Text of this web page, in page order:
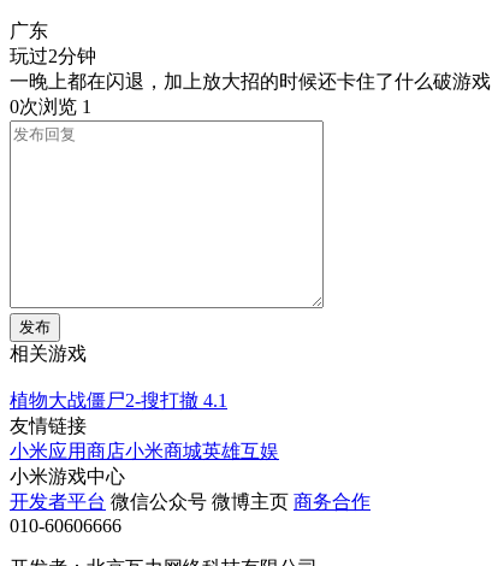
广东
玩过2分钟
一晚上都在闪退，加上放大招的时候还卡住了什么破游戏
0次浏览 1
发布
相关游戏
植物大战僵尸2-搜打撤 4.1
友情链接
小米应用商店小米商城英雄互娱
小米游戏中心
开发者平台 微信公众号 微博主页 商务合作
010-60606666